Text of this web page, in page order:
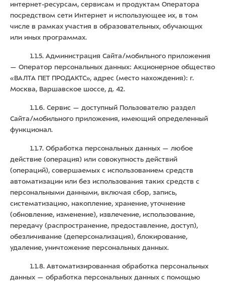
интернет-ресурсам, сервисам и продуктам Оператора
посредством сети Интернет и использующее их, в том
числе в рамках участия в образовательных, обучающих
или иных программах.
1.1.5. Администрация Сайта/мобильного приложения
— Оператор персональных данных: Акционерное общество
«ВАЛТА ПЕТ ПРОДАКТС», адрес (место нахождения): г.
Москва, Варшавское шоссе, д. 42.
1.1.6. Сервис — доступный Пользователю раздел
Сайта/мобильного приложения, имеющий определенный
функционал.
1.1.7. Обработка персональных данных — любое
действие (операция) или совокупность действий
(операций), совершаемых с использованием средств
автоматизации или без использования таких средств с
персональными данными, включая сбор, запись,
систематизацию, накопление, хранение, уточнение
(обновление, изменение), извлечение, использование,
передачу (распространение, предоставление, доступ),
обезличивание (деперсонализация), блокирование,
удаление, уничтожение персональных данных.
1.1.8. Автоматизированная обработка персональных
данных — обработка персональных данных с помощью